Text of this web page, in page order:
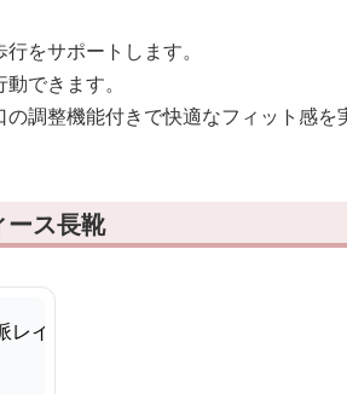
をサポートします。
できます。
調整機能付きで快適なフィット感を
ース長靴